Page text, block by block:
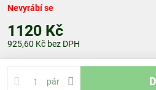
Nevyrábí se
1120 Kč
925,60 Kč bez DPH
pár